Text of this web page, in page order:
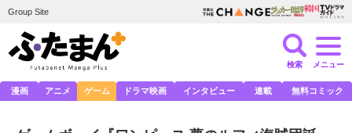
Group Site
検索 メニュー
漫画 アニメ ゲーム ドラマ映画 インタビュー 連載 無料コミック